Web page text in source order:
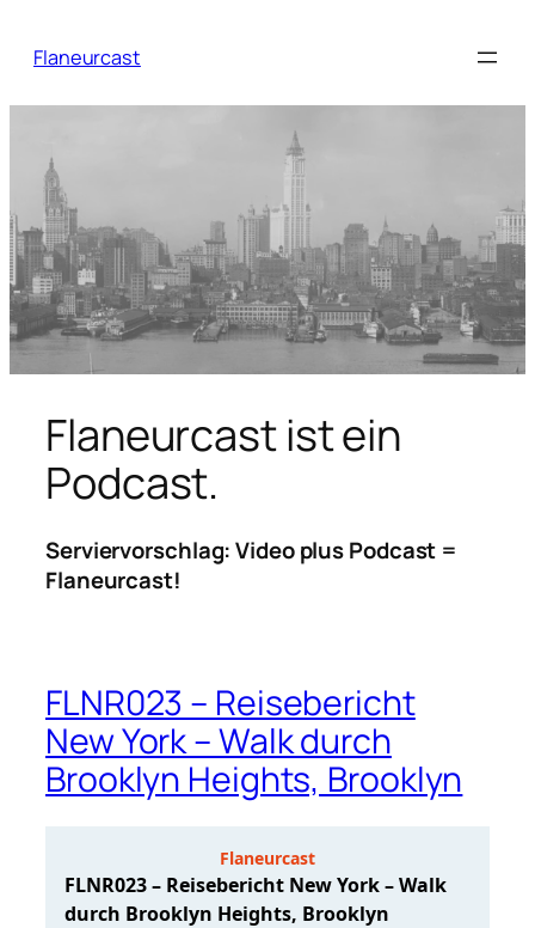
Inhalt
Flaneurcast
Flaneurcast ist ein
Podcast.
Serviervorschlag: Video plus Podcast =
Flaneurcast!
FLNR023 – Reisebericht
New York – Walk durch
Brooklyn Heights, Brooklyn